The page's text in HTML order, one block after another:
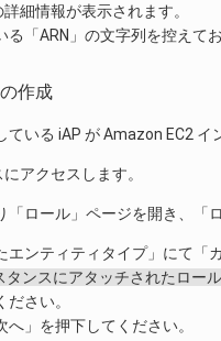
細情報が表示されます。
る「ARN」の文字列を控えて
作成
ている iAP が Amazon EC2
アクセスします。
「ロール」ページを開き、「
エンティティタイプ」にて
タンスにアタッチされたロー
さい。
へ」を押下してください。